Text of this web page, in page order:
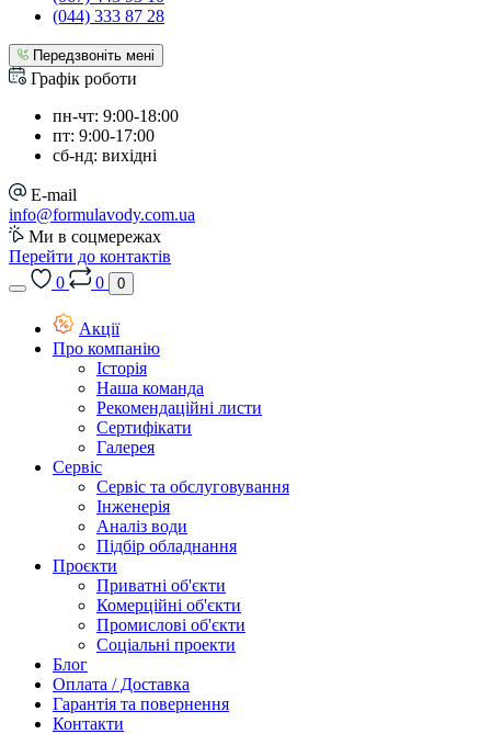
(044) 333 87 28
Передзвоніть мені
Графік роботи
пн-чт: 9:00-18:00
пт: 9:00-17:00
сб-нд: вихідні
E-mail
info@formulavody.com.ua
Ми в соцмережах
Перейти до контактів
0
0 0
Акції
Про компанію
Історія
Наша команда
Рекомендаційні листи
Сертифікати
Галерея
Сервіс
Сервіс та обслуговування
Інженерія
Аналіз води
Підбір обладнання
Проєкти
Приватні об'єкти
Комерційні об'єкти
Промислові об'єкти
Соціальні проекти
Блог
Оплата / Доставка
Гарантія та повернення
Контакти